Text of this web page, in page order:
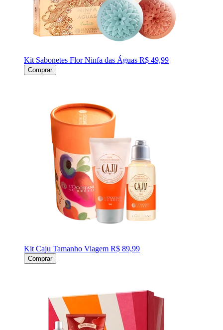
Kit Sabonetes Flor Ninfa das Águas R$ 49,99
Comprar
Kit Caju Tamanho Viagem R$ 89,99
Comprar